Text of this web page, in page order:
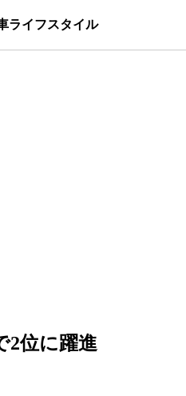
ライフスタイル
2位に躍進